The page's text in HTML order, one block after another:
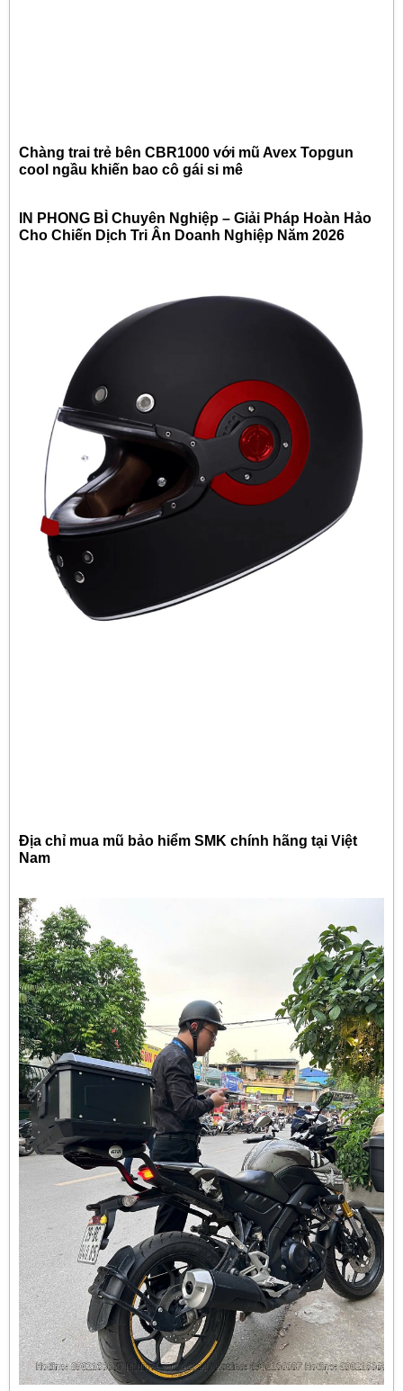
Chàng trai trẻ bên CBR1000 với mũ Avex Topgun
cool ngầu khiến bao cô gái si mê
IN PHONG BÌ Chuyên Nghiệp – Giải Pháp Hoàn Hảo
Cho Chiến Dịch Tri Ân Doanh Nghiệp Năm 2026
Địa chỉ mua mũ bảo hiểm SMK chính hãng tại Việt
Nam